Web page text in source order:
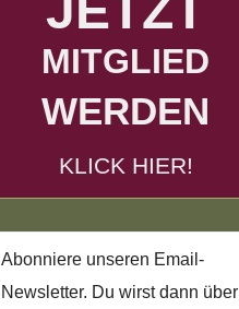
MITGLIED
WERDEN
KLICK HIER!
Abonniere unseren Email-
Newsletter. Du wirst dann über